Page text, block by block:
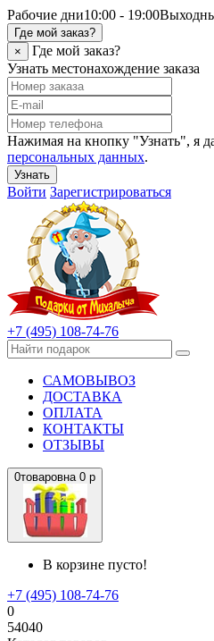
Рабочие дни10:00 - 19:00
Где мой заказ?
×
Где мой заказ?
Узнать местонахождение заказа
Нажимая на кнопку "Узнать", я
персональных данных.
Узнать
Войти Зарегистрироваться
+7 (495) 108-74-76
САМОВЫВОЗ
ДОСТАВКА
ОПЛАТА
КОНТАКТЫ
ОТЗЫВЫ
0товаровна 0 р
В корзине пусто!
+7 (495) 108-74-76
0
54040